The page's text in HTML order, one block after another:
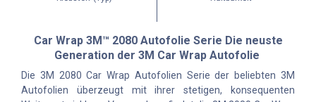
Car Wrap 3M™ 2080 Autofolie Serie Die neuste
Generation der 3M Car Wrap Autofolie
Die 3M 2080 Car Wrap Autofolien Serie der beliebten 3M
Autofolien überzeugt mit ihrer stetigen, konsequenten